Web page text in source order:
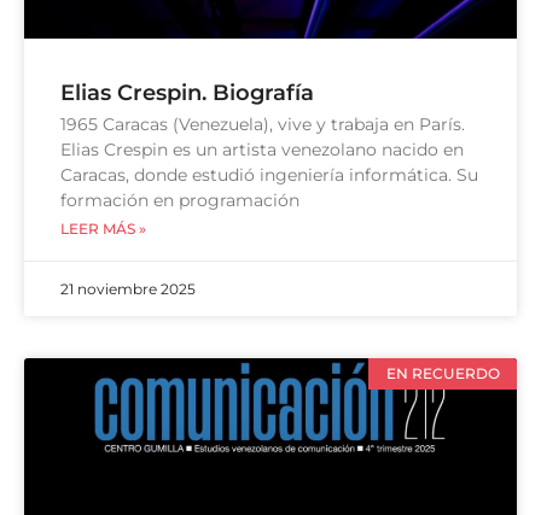
Elias Crespin. Biografía
1965 Caracas (Venezuela), vive y trabaja en París.
Elias Crespin es un artista venezolano nacido en
Caracas, donde estudió ingeniería informática. Su
formación en programación
LEER MÁS »
21 noviembre 2025
EN RECUERDO